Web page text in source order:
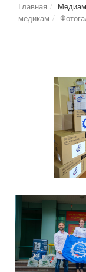
Главная
медикам